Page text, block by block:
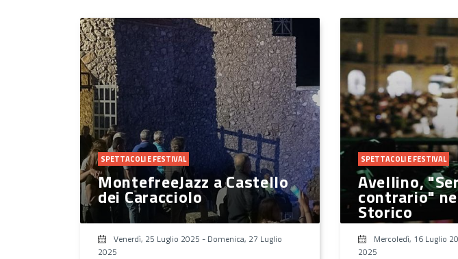
SPETTACOLI E FESTIVAL
MontefreeJazz a Castello
dei Caracciolo
Venerdì, 25 Luglio 2025 - Domenica, 27 Luglio
2025
SPETTACOLI E FESTIVAL
Avellino,
contrario"
Storico
Mercoledì, 16 Luglio
2025